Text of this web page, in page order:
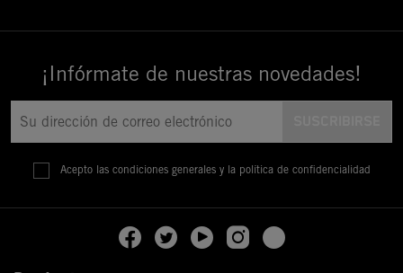
¡Infórmate de nuestras novedades!
Acepto las condiciones generales y la política de confidencialidad